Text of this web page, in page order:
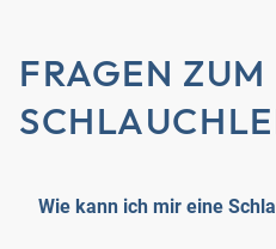
FRAGEN ZUM
Wie kann ich mir eine